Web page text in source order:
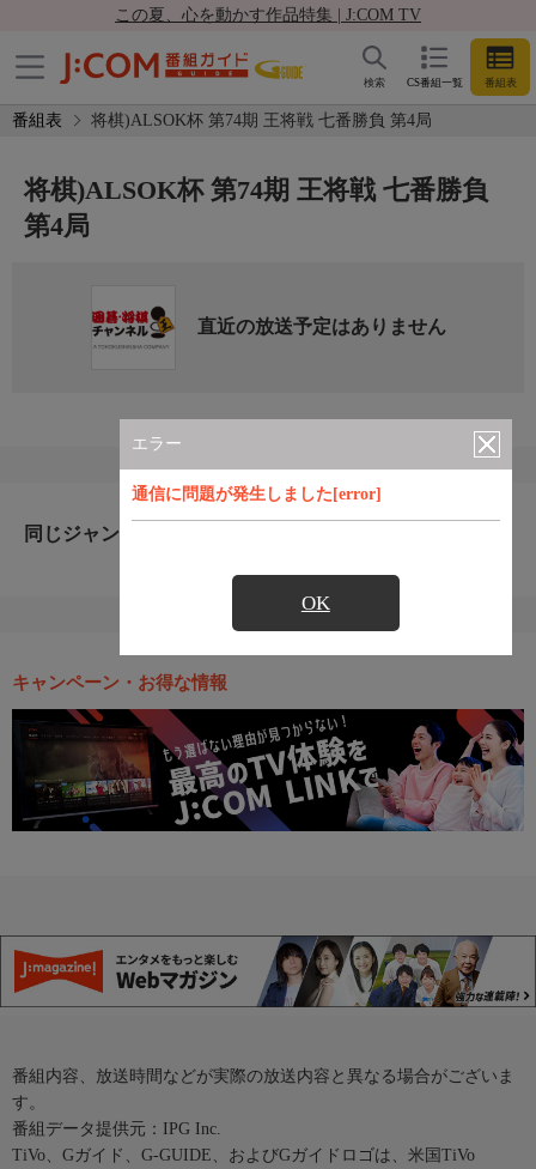
この夏、心を動かす作品特集 | J:COM TV
CS番組一覧 番組表
検索
番組表 将棋)ALSOK杯 第74期 王将戦 七番勝負 第4局
エラー
通信に問題が発生しました[error]
OK
将棋)ALSOK杯 第74期 王将戦 七番勝負
第4局
直近の放送予定はありません
同じジャンルのおすすめ番組
キャンペーン・お得な情報
番組内容、放送時間などが実際の放送内容と異なる場合がございま
す。
番組データ提供元：IPG Inc.
TiVo、Gガイド、G-GUIDE、およびGガイドロゴは、米国TiVo